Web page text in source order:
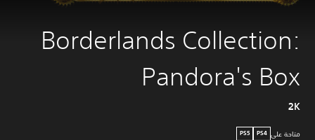
Borderlands Collection:
Pandora's Box
2K
متاحة على PS4
PS5